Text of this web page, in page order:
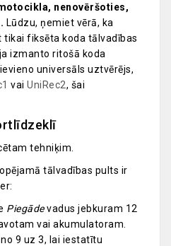
nenovēršoties,
Lūdzu, ņemiet vērā, ka
tikai fiksēta koda tālvadības
izmanto ritošā koda
universāls uztvērējs,
vai UniRec2, šai
tehniķim.
tālvadības pults ir
Piegādevadus jebkuram 12
vai akumulatoram.
9 uz 3, lai iestatītu